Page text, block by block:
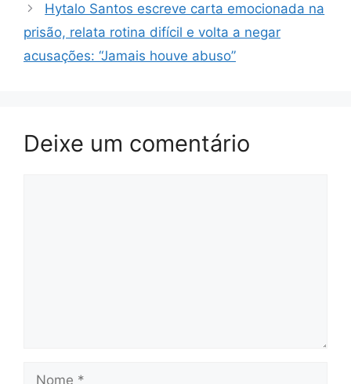
Hytalo Santos escreve carta emocionada na
prisão, relata rotina difícil e volta a negar
acusações: “Jamais houve abuso”
Deixe um comentário
Nome